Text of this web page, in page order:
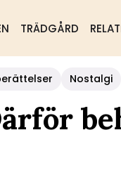
TRÄDGÅRD
Nostalgi